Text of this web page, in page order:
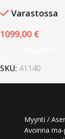
Varastossa
1099,00 €
SKU: 41140
Myynti /
Avoinna